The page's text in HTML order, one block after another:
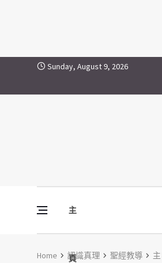
Skip to contentSunday, August 9, 2026
主
頁
Vine Media
葡萄樹傳媒
Home 認識真理 聖經教導